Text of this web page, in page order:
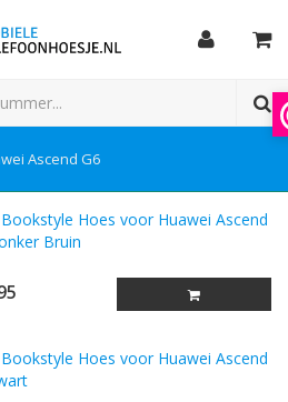
Ascend G6
Hoes voor Huawei Ascend
Bruin
Hoes voor Huawei Ascend